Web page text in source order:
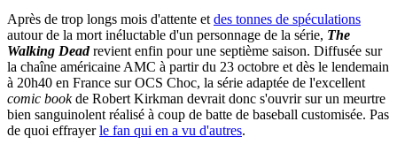
Après de trop longs mois d'attente et des tonnes de spéculations
autour de la mort inéluctable d'un personnage de la série, The
Walking Deadrevient enfin pour une septième saison. Diffusée sur
la chaîne américaine AMC à partir du 23 octobre et dès le lendemain
à 20h40 en France sur OCS Choc, la série adaptée de l'excellent
comic bookde Robert Kirkman devrait donc s'ouvrir sur un meurtre
bien sanguinolent réalisé à coup de batte de baseball customisée. Pas
de quoi effrayerle fan qui en a vu d'autres.